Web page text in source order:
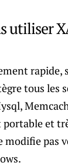
utiliser
rapide,
tous les
portable et
modifie pas